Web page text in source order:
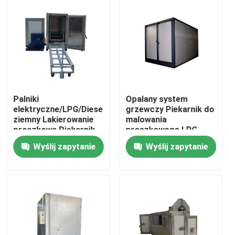
O nas
Wycieczka po fabryce
Kontrola jakości
Aktualności
Poprosić o wycenę
Linia do produkcji butli LPG
Palniki
elektryczne/LPG/Diesel/gaz
ziemny Lakierowanie
proszkowe Piekarnik
do powlekania metalu
Wyślij zapytanie
Opalany system
grzewczy Piekarnik do
malowania
proszkowego LPG
Przemysłowy piec do
utwardzania
proszkowego 380V
Wyślij zapytanie